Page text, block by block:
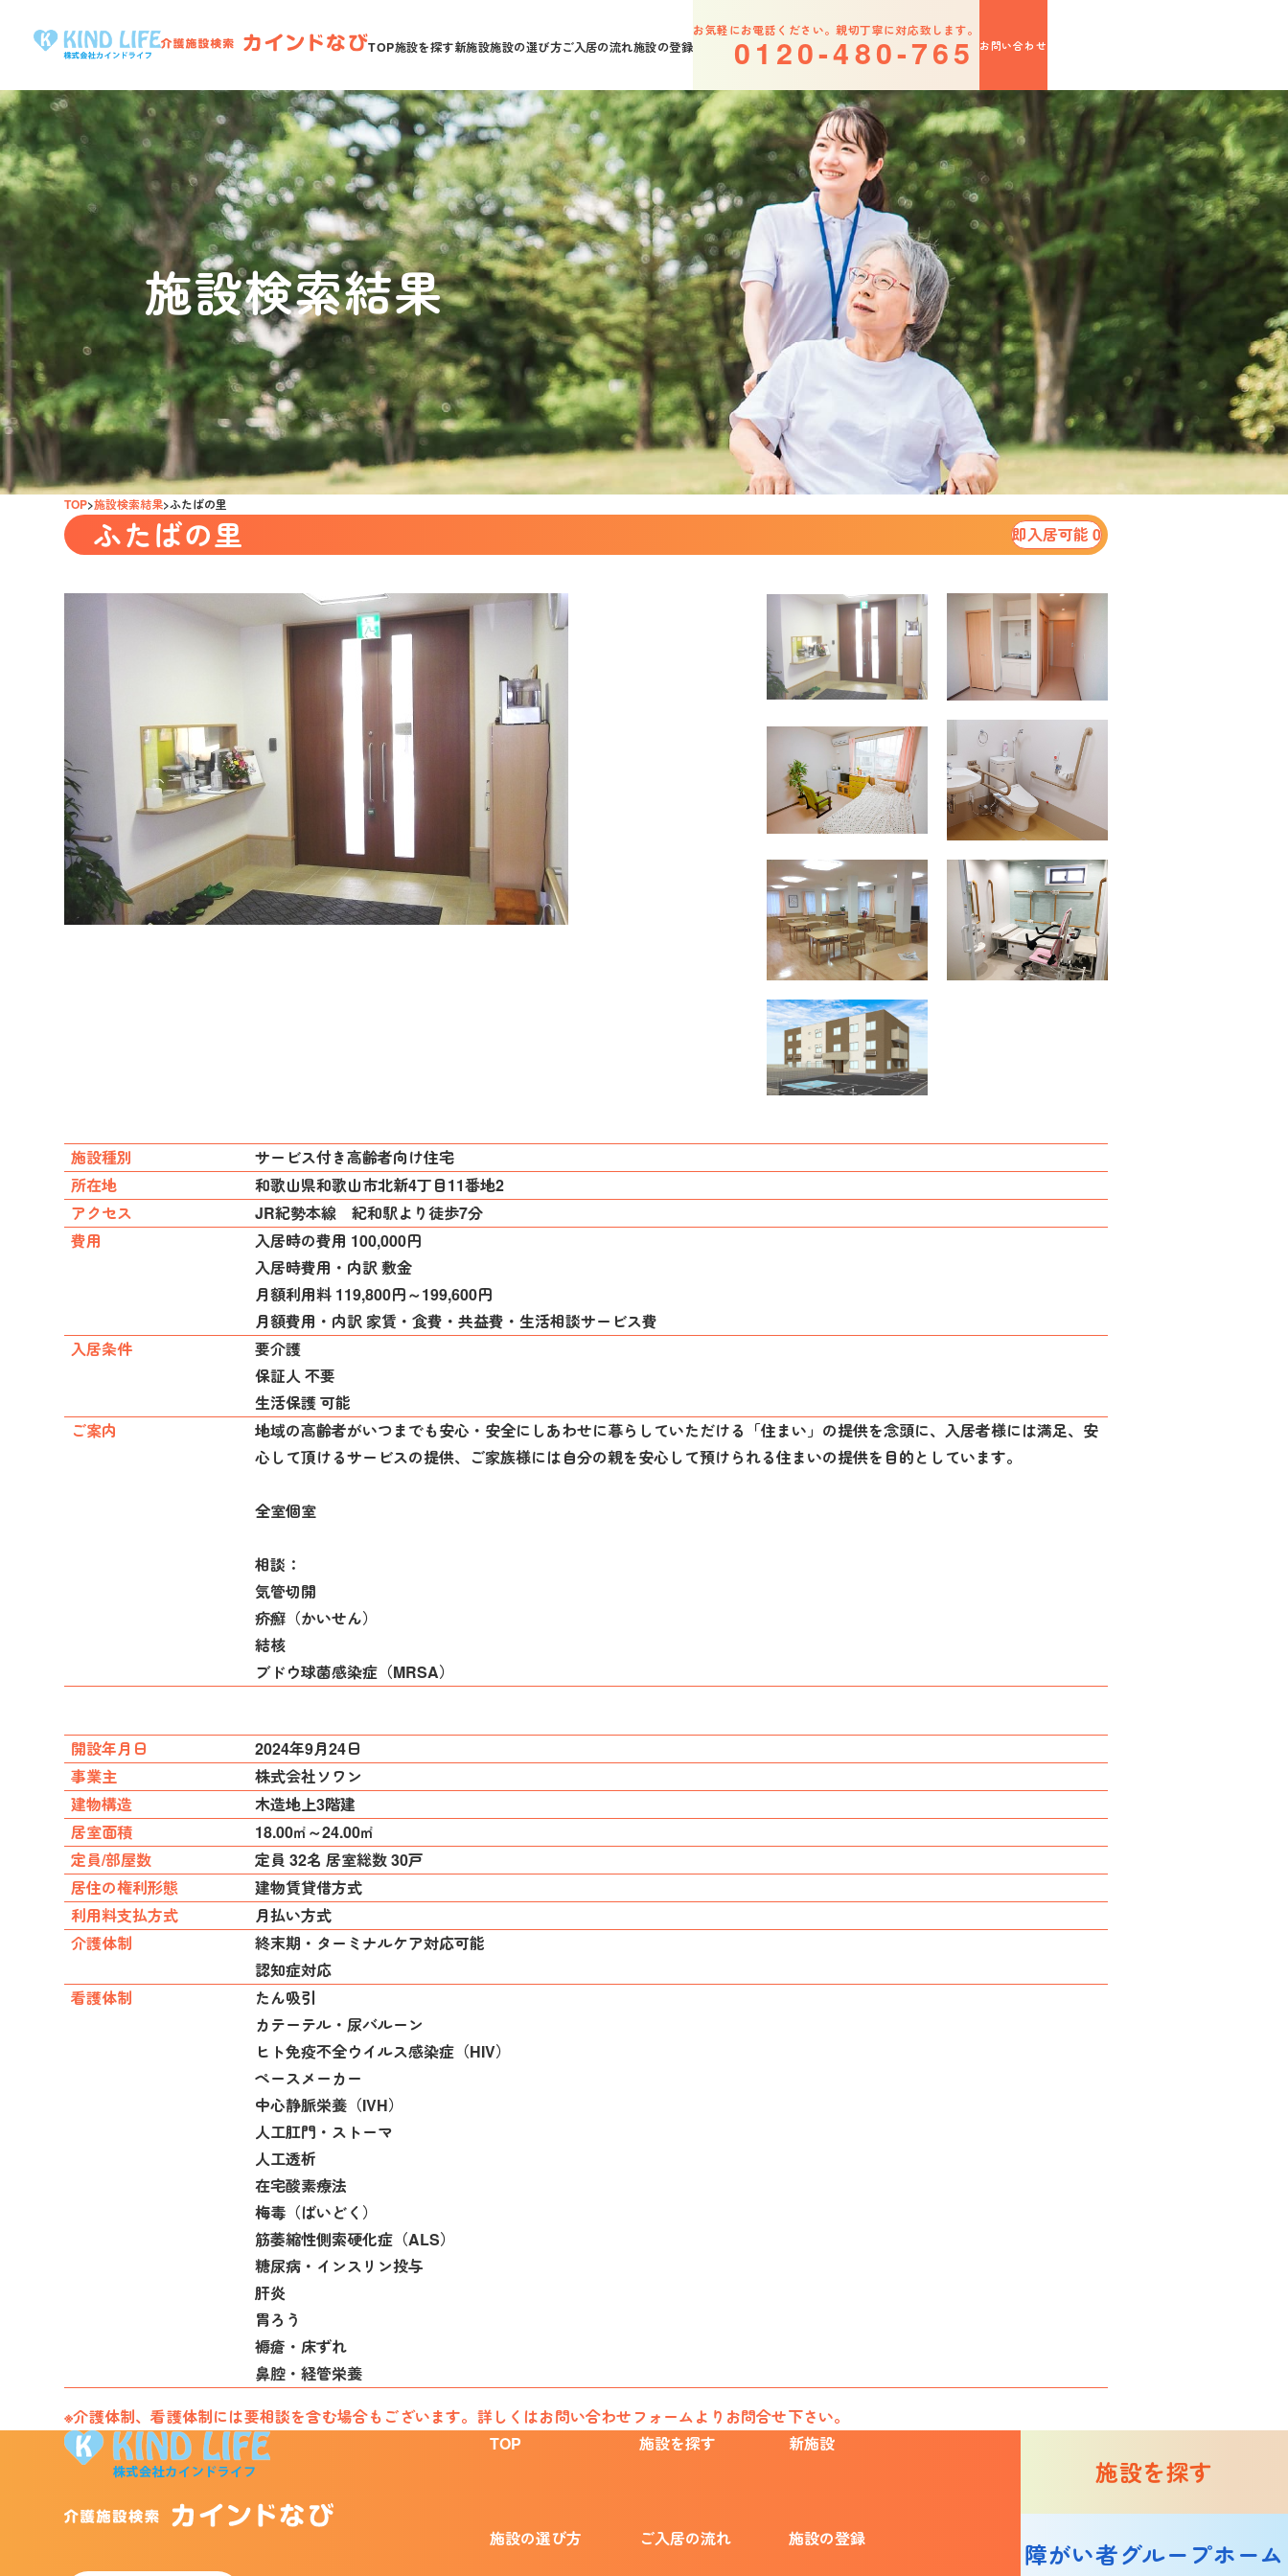
TOP施設を探す新施設施設の選び方ご入居の流れ施設の登録
お気軽にお電話ください。親切丁寧に対応致します。
01 20-480-765 お問い合わせ
施設検索結果
TOP 施設検索結果 ふたばの里
ふたばの里 即入居可能 0
施設種別
サービス付き高齢者向け住宅
所在地
和歌山県和歌山市北新4丁目11番地2
アクセス
JR紀勢本線 紀和駅より徒歩7分
費用
入居時の費用 100,000円
入居時費用・内訳 敷金
月額利用料 119,800円～199,600円
月額費用・内訳 家賃・食費・共益費・生活相談サービス費
入居条件
要介護
保証人 不要
生活保護 可能
ご案内
地域の高齢者がいつまでも安心・安全にしあわせに暮らしていただける「住まい」の提供を念頭に、入居者様には満足、安
心して頂けるサービスの提供、ご家族様には自分の親を安心して預けられる住まいの提供を目的としています。
全室個室
相談：
気管切開
疥癬（かいせん）
結核
ブドウ球菌感染症（MRSA）
開設年月日
2024年9月24日
事業主
株式会社ソワン
建物構造
木造地上3階建
居室面積
18.00㎡～24.00㎡
定員/部屋数
定員 32名 居室総数 30戸
居住の権利形態
建物賃貸借方式
利用料支払方式
月払い方式
介護体制
終末期・ターミナルケア対応可能
認知症対応
看護体制
たん吸引
カテーテル・尿バルーン
ヒト免疫不全ウイルス感染症（HIV）
ペースメーカー
中心静脈栄養（IVH）
人工肛門・ストーマ
人工透析
在宅酸素療法
梅毒（ばいどく）
筋萎縮性側索硬化症（ALS）
糖尿病・インスリン投与
肝炎
胃ろう
褥瘡・床ずれ
鼻腔・経管栄養
※介護体制、看護体制には要相談を含む場合もございます。詳しくはお問い合わせフォームよりお問合せ下さい。
TOP
施設を探す 新施設
施設の選び方 ご入居の流れ 施設の登録
施設を探す
障がい者グループホーム